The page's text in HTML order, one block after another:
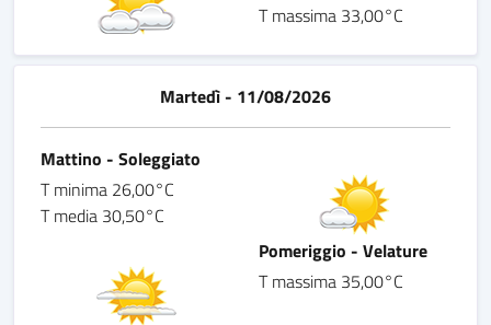
T massima 33,00°C
Martedì - 11/08/2026
Mattino - Soleggiato
T minima 26,00°C
T media 30,50°C
Pomeriggio - Velature
T massima 35,00°C